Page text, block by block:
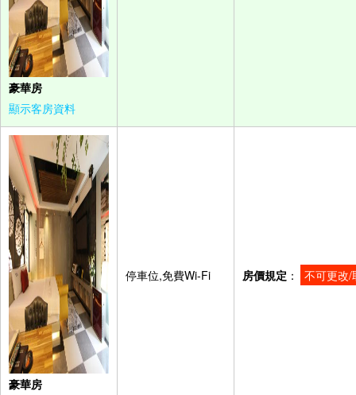
豪華房
顯示客房資料
豪華房
停車位,免費Wi-Fi 房價規定 ： 不可更改/